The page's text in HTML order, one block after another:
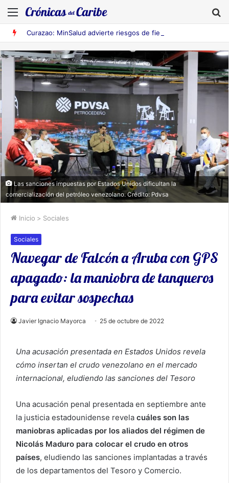
Menú
Las sanciones impuestas por Estados Unidos dificultan la
comercialización del petróleo venezolano. Crédito: Pdvsa
Inicio > Sociales
Sociales
Navegar de Falcón a Aruba con GPS
apagado: la maniobra de tanqueros
para evitar sospechas
Javier Ignacio Mayorca 25 de octubre de 2022
Una acusación presentada en Estados Unidos revela
cómo insertan el crudo venezolano en el mercado
internacional, eludiendo las sanciones del Tesoro
Una acusación penal presentada en septiembre ante
la justicia estadounidense revela cuáles son las
maniobras aplicadas por los aliados del régimen de
Nicolás Maduro para colocar el crudo en otros
países, eludiendo las sanciones implantadas a través
de los departamentos del Tesoro y Comercio.